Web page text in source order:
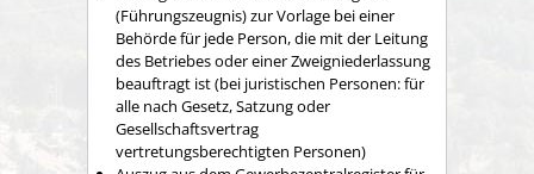
(Führungszeugnis) zur Vorlage bei einer
Behörde für jede Person, die mit der Leitung
des Betriebes oder einer Zweigniederlassung
beauftragt ist (bei juristischen Personen: für
alle nach Gesetz, Satzung oder
Gesellschaftsvertrag
vertretungsberechtigten Personen)